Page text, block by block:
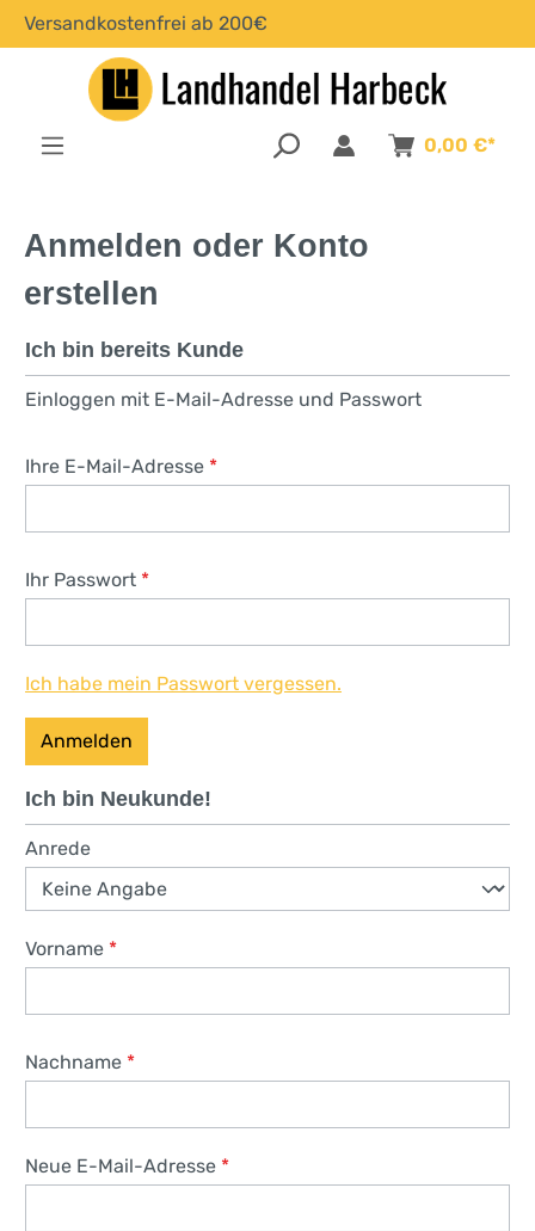
springen
Versandkostenfrei ab 200€
0,00 €*
Anmelden oder Konto
erstellen
Ich bin bereits Kunde
Einloggen mit E-Mail-Adresse und Passwort
Ihre E-Mail-Adresse *
Ihr Passwort *
Ich habe mein Passwort vergessen.
Anmelden
Ich bin Neukunde!
Persönliche Informationen
Anrede
Vorname *
Nachname *
Neue E-Mail-Adresse *